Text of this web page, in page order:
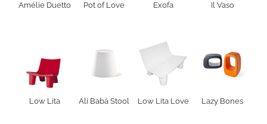
Amélie Duetto Pot of Love Exofa Il Vaso
Low Lita Ali Babà Stool Low Lita Love Lazy Bones